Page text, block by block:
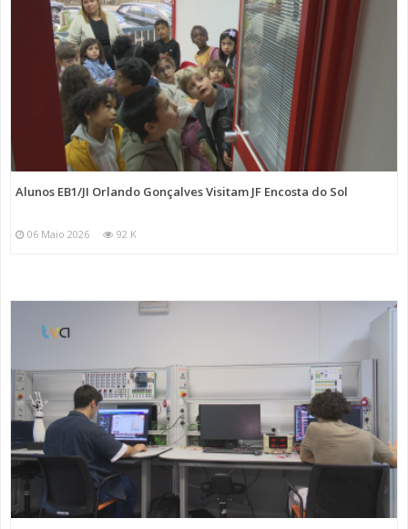
Alunos EB1/JI Orlando Gonçalves Visitam JF Encosta do Sol
06 Maio 2026 92 K